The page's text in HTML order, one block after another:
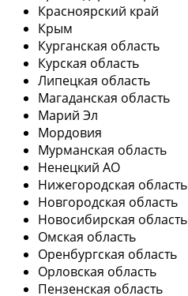
Красноярский край
Крым
Курганская область
Курская область
Липецкая область
Магаданская область
Марий Эл
Мордовия
Мурманская область
Ненецкий АО
Нижегородская область
Новгородская область
Новосибирская область
Омская область
Оренбургская область
Орловская область
Пензенская область